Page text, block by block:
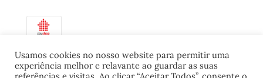
Usamos cookies no nosso website para permitir uma
experiência melhor e relavante ao guardar as suas